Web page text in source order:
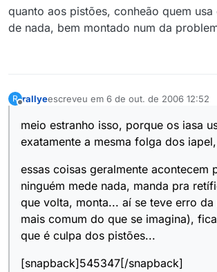
quanto aos pistões, conheão quem usa
de nada, bem montado num da
R rallyeescreveu em 6 de out. de 2006 12:52
última edição por
meio estranho isso, porque os iasa
exatamente a mesma folga dos
essas coisas geralmente acontecem
ninguém mede nada, manda pra
que volta, monta... aí se teve erro
mais comum do que se imagina),
que é culpa dos pistões...
[snapback]545347[/snapback]